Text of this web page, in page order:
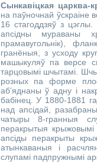
Сынкавіцкая царква-
на паўночнай ўскраіне
16 стагоддзяў з
апсідны мураваны
прамавугольнік),
гранёныя, з усходу
машыкуляў па версе
тарцовымі шчытамі.
розных па форме
аб’яднаны ў адну і
бабінец. У 1880-1881
над апсідай,
чатыры 8-гранныя
перакрытыя
апсіды перакрыты
атынкаваныя і
слупамі падпружнымі